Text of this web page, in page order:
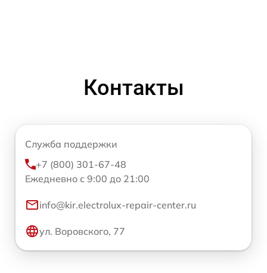
Контакты
Служба поддержки
+7 (800) 301-67-48
Ежедневно с 9:00 до 21:00
info@kir.electrolux-repair-center.ru
ул. Воровского, 77